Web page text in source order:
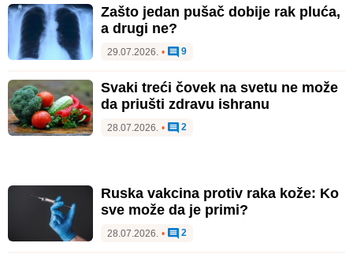
Zašto jedan pušač dobije rak pluća,
a drugi ne?
29.07.2026. • 9
Svaki treći čovek na svetu ne može
da priušti zdravu ishranu
28.07.2026. • 2
Ruska vakcina protiv raka kože: Ko
sve može da je primi?
28.07.2026. • 2